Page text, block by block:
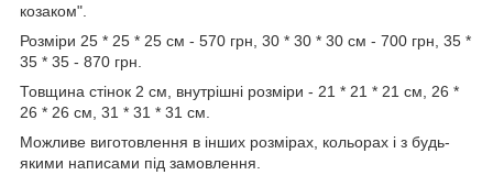
козаком".
Розміри 25 * 25 * 25 см - 570 грн, 30 * 30 * 30 см - 700 грн, 35 *
35 * 35 - 870 грн.
Товщина стінок 2 см, внутрішні розміри - 21 * 21 * 21 см, 26 *
26 * 26 см, 31 * 31 * 31 см.
Можливе виготовлення в інших розмірах, кольорах і з будь-
якими написами під замовлення.